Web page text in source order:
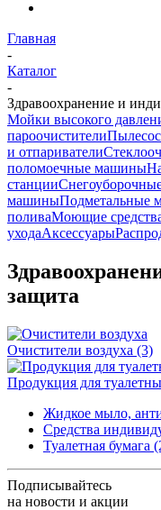
Главная
-
Каталог
-
Здравоохранение и
Мойки высокого
пароочистители
и отпариватели
поломоечные машины
станции
машиныПодметальные
поливаМоющие
уходаАксессуары
защита
Очистители воздуха (3)
Продукция для
Жидкое мыло,
Средства
Туалетная бумага
Подписывайтесь
на новости и акции